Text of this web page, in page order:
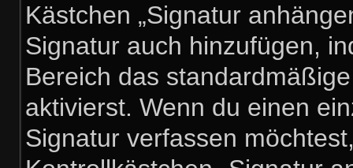
Kästchen „Signatur
Signatur auch hinzufügen,
Bereich das
aktivierst. Wenn du einen
Signatur verfassen